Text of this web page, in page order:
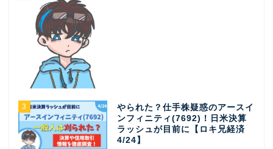
3
やられた？仕手株疑惑のアースイ
ンフィニティ(7692)！日米決算
ラッシュが目前に【ロキ兄経済
4/24】